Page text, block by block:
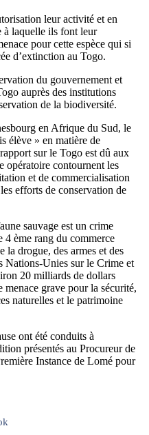
leur activité et en
à laquelle ils font leur
pour cette espèce qui si
d’extinction au Togo.
du gouvernement et
auprès des institutions
de la biodiversité.
en Afrique du Sud, le
élève » en matière de
sur le Togo est dû aux
opératoire contournent les
et de commercialisation
efforts de conservation de
sauvage est un crime
4 ème rang du commerce
la drogue, des armes et des
Nations-Unies sur le Crime et
20 milliards de dollars
grave pour la sécurité,
naturelles et le patrimoine
ont été conduits à
présentés au Procureur de
Instance de Lomé pour